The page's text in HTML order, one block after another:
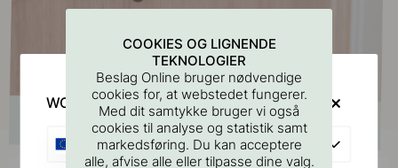
COOKIES OG LIGNENDE
TEKNOLOGIER
Beslag Online bruger nødvendige
cookies for, at webstedet fungerer.
Med dit samtykke bruger vi også
cookies til analyse og statistik samt
markedsføring. Du kan acceptere
alle, afvise alle eller tilpasse dine valg.
WOULD YOU RATHER VISIT?
EU